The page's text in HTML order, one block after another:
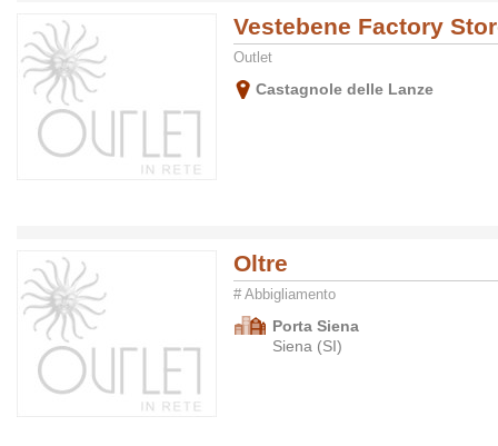
Vestebene Factory
Outlet
Castagnole delle Lanze
Oltre
# Abbigliamento
Porta Siena
Siena (SI)